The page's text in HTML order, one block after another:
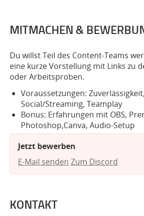
MITMACHEN &
Du willst Teil des Content-Teams
eine kurze Vorstellung mit Links zu
oder Arbeitsproben.
Voraussetzungen:
Social/Streaming, Teamplay
Bonus: Erfahrungen mit OBS,
Photoshop,Canva, Audio-Setup
Jetzt bewerben
E-Mail senden Zum Discord
KONTAKT